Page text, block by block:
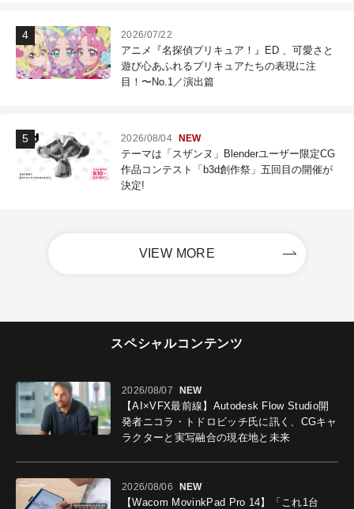
2026/07/22
アニメ『名探偵プリキュア！』ED 、可愛さと
遊び心あふれるプリキュアたちの表現に注
目！〜No.1／演出篇
2026/08/04 NEW
テーマは「スザンヌ」Blenderユーザー限定CG
作品コンテスト「b3d創作祭」五回目の開催が
決定!
VIEW MORE
スペシャルコンテンツ
2026/08/07 NEW
【AI×VFX最前線】Autodesk Flow Studio開
発者ニコラ・トドロビッチ氏に訊く、CGキャ
ラクターと実写融合の現在地と未来
2026/08/06 NEW
【Wacom MovinkPad Pro 14】「これ1台